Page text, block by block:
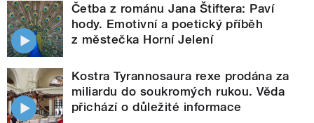
Četba z románu Jana Štiftera: Paví
hody. Emotivní a poetický příběh
z městečka Horní Jelení
Kostra Tyrannosaura rexe prodána za
miliardu do soukromých rukou. Věda
přichází o důležité informace